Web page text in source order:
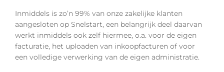
Inmiddels is zo’n 99% van onze zakelijke klanten
aangesloten op Snelstart, een belangrijk deel daarvan
werkt inmiddels ook zelf hiermee, o.a. voor de eigen
facturatie, het uploaden van inkoopfacturen of voor
een volledige verwerking van de eigen administratie.